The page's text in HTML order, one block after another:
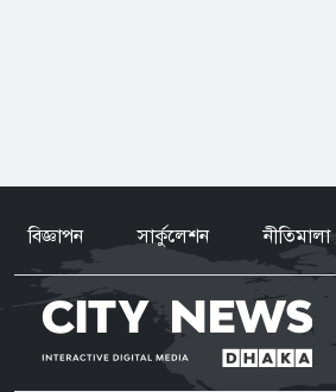
বিজ্ঞাপন সার্কুলেশন নীতিমালা